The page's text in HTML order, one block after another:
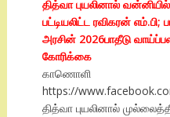
தித்வா புயலினால்
பட்டியலிட்ட ரவிகரன்
அரசின் 2026பாதீடு
கோரிக்கை
காணொளி
https://
தித்வா புயலினால்